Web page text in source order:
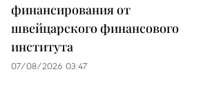
финансирования от
швейцарского финансового
института
07/08/2026 03:47